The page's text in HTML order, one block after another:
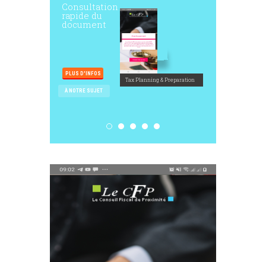
Consultation
rapide du
document
PLUS D'INFOS
À NOTRE SUJET
Tax Planning & Preparation